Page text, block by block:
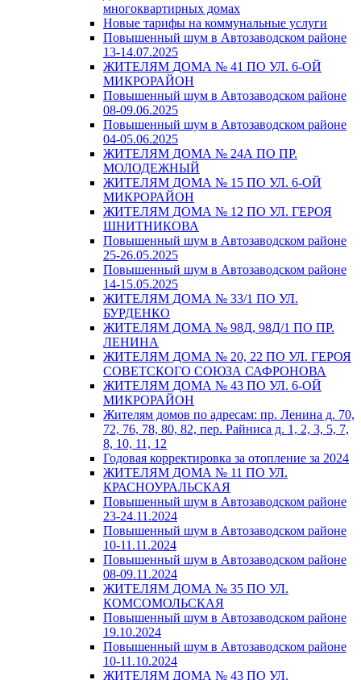
многоквартирных домах
Новые тарифы на коммунальные услуги
Повышенный шум в Автозаводском районе
13-14.07.2025
ЖИТЕЛЯМ ДОМА № 41 ПО УЛ. 6-ОЙ
МИКРОРАЙОН
Повышенный шум в Автозаводском районе
08-09.06.2025
Повышенный шум в Автозаводском районе
04-05.06.2025
ЖИТЕЛЯМ ДОМА № 24А ПО ПР.
МОЛОДЕЖНЫЙ
ЖИТЕЛЯМ ДОМА № 15 ПО УЛ. 6-ОЙ
МИКРОРАЙОН
ЖИТЕЛЯМ ДОМА № 12 ПО УЛ. ГЕРОЯ
ШНИТНИКОВА
Повышенный шум в Автозаводском районе
25-26.05.2025
Повышенный шум в Автозаводском районе
14-15.05.2025
ЖИТЕЛЯМ ДОМА № 33/1 ПО УЛ.
БУРДЕНКО
ЖИТЕЛЯМ ДОМА № 98Д, 98Д/1 ПО ПР.
ЛЕНИНА
ЖИТЕЛЯМ ДОМА № 20, 22 ПО УЛ. ГЕРОЯ
СОВЕТСКОГО СОЮЗА САФРОНОВА
ЖИТЕЛЯМ ДОМА № 43 ПО УЛ. 6-ОЙ
МИКРОРАЙОН
Жителям домов по адресам: пр. Ленина д. 70,
72, 76, 78, 80, 82, пер. Райниса д. 1, 2, 3, 5, 7,
8, 10, 11, 12
Годовая корректировка за отопление за 2024
ЖИТЕЛЯМ ДОМА № 11 ПО УЛ.
КРАСНОУРАЛЬСКАЯ
Повышенный шум в Автозаводском районе
23-24.11.2024
Повышенный шум в Автозаводском районе
10-11.11.2024
Повышенный шум в Автозаводском районе
08-09.11.2024
ЖИТЕЛЯМ ДОМА № 35 ПО УЛ.
КОМСОМОЛЬСКАЯ
Повышенный шум в Автозаводском районе
19.10.2024
Повышенный шум в Автозаводском районе
10-11.10.2024
ЖИТЕЛЯМ ДОМА № 43 ПО УЛ.